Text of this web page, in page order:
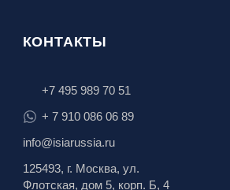
КОНТАКТЫ
+7 495 989 70 51
+ 7 910 086 06 89
info@isiarussia.ru
125493, г. Москва, ул.
Флотская, дом 5, корп. Б, 4